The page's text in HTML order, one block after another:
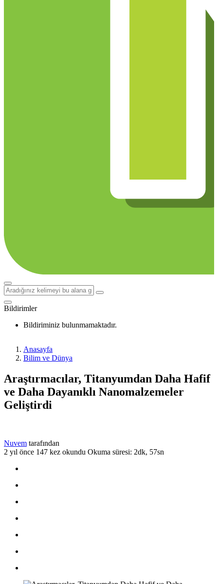
Bildirimler
Bildiriminiz bulunmamaktadır.
Anasayfa
Bilim ve Dünya
Araştırmacılar, Titanyumdan Daha Hafif
ve Daha Dayanıklı Nanomalzemeler
Geliştirdi
Nuvem tarafından
2 yıl önce 147 kez okundu Okuma süresi: 2dk, 57sn